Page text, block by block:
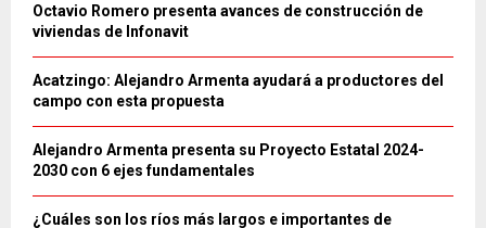
Octavio Romero presenta avances de construcción de
viviendas de Infonavit
Acatzingo: Alejandro Armenta ayudará a productores del
campo con esta propuesta
Alejandro Armenta presenta su Proyecto Estatal 2024-
2030 con 6 ejes fundamentales
¿Cuáles son los ríos más largos e importantes de